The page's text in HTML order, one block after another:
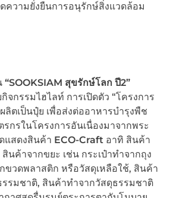
ความยั่งยืนการอนุรักษ์สิ่งแวดล้อม
“SOOKSIAM สุขรักษ์โลก ปี2”
จกรรมไฮไลท์ การเปิดตัว “โครงการ
ตเป็นปุ๋ย เพื่อส่งต่ออาหารบำรุงพืช
กรในโครงการอันเนื่องมาจากพระ
แสดงสินค้า ECO-Craft อาทิ สินค้า
สินค้าจากขยะ เช่น กระเป๋าทำจากถุง
ขวดพลาสติก หรือวัสดุเหลือใช้, สินค้า
รรมชาติ, สินค้าทำจากวัสดุธรรมชาติ